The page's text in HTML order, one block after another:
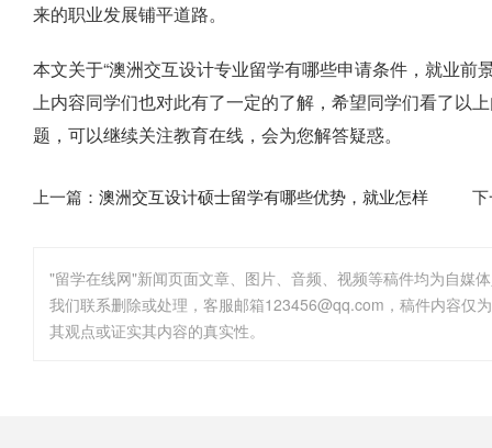
来的职业发展铺平道路。
本文关于“澳洲交互设计专业留学有哪些申请条件，就业
上内容同学们也对此有了一定的了解，希望同学们看了以
题，可以继续关注教育在线，会为您解答疑惑。
上一篇： 澳洲交互设计硕士留学有哪些优势，就业怎样
"留学在线网"新闻页面文章、图片、音频、视频等稿件均为自媒
其观点或证实其内容的真实性。